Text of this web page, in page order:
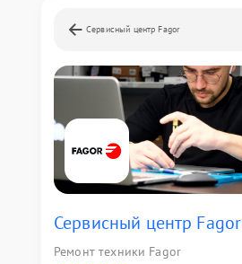
Сервисный центр Fagor
Сервисный центр Fagor
Ремонт техники Fagor